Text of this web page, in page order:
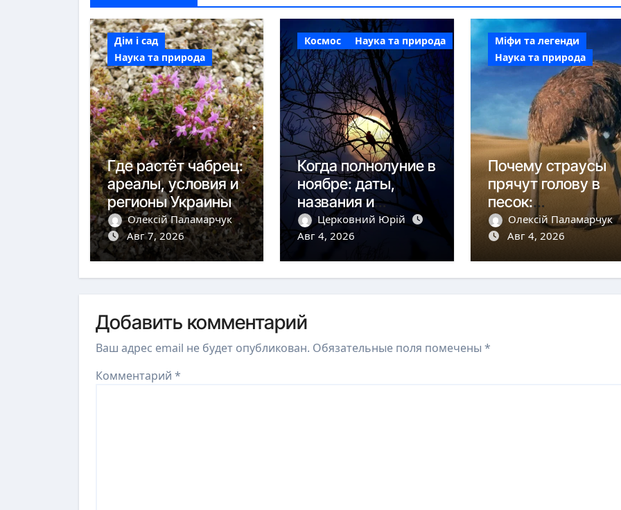
Дім і сад
Наука та природа
Где растёт чабрец:
ареалы, условия и
регионы Украины
Олексій Паламарчук
Авг 7, 2026
Космос Наука та природа
Когда полнолуние в
ноябре: даты,
названия и
наблюдения
Церковний Юрій
Авг 4, 2026
Міфи та легенди
Наука та природа
Почему страусы
прячут голову в
песок:
развенчание мифа
Олексій Паламарчук
Авг 4, 2026
Добавить комментарий
Ваш адрес email не будет опубликован. Обязательные поля помечены *
Комментарий *